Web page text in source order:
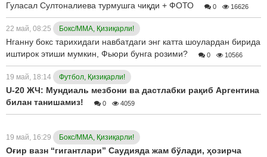
Гуласал Султоналиева турмушга чиқди + ФОТО 0 16626
22 май, 08:25 Бокс/ММА, Қизиқарли!
Нганну бокс тарихидаги навбатдаги энг катта шоулардан бирида
иштирок этиши мумкин, Фьюри бунга розими?
0 10566
19 май, 18:14 Футбол, Қизиқарли!
U-20 ЖЧ: Мундиаль мезбони ва дастлабки рақиб Аргентина
билан танишамиз!
0 4059
19 май, 16:29 Бокс/ММА, Қизиқарли!
Оғир вазн “гигантлари” Саудияда жам бўлади, ҳозирча